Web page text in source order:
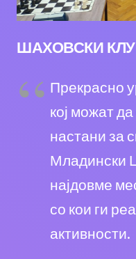
ШАХОВСКИ
Прекрасно
кој можат
настани за
Младински
најдовме
со кои ги
активности.